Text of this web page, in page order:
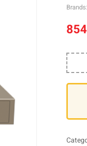
Brands: